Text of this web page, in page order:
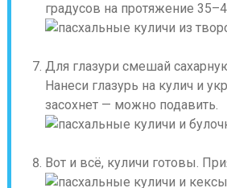
градусов на протяжение
Для глазури смешай
Нанеси глазурь на кулич и
засохнет — можно подавить.
Вот и всё, куличи готовы.